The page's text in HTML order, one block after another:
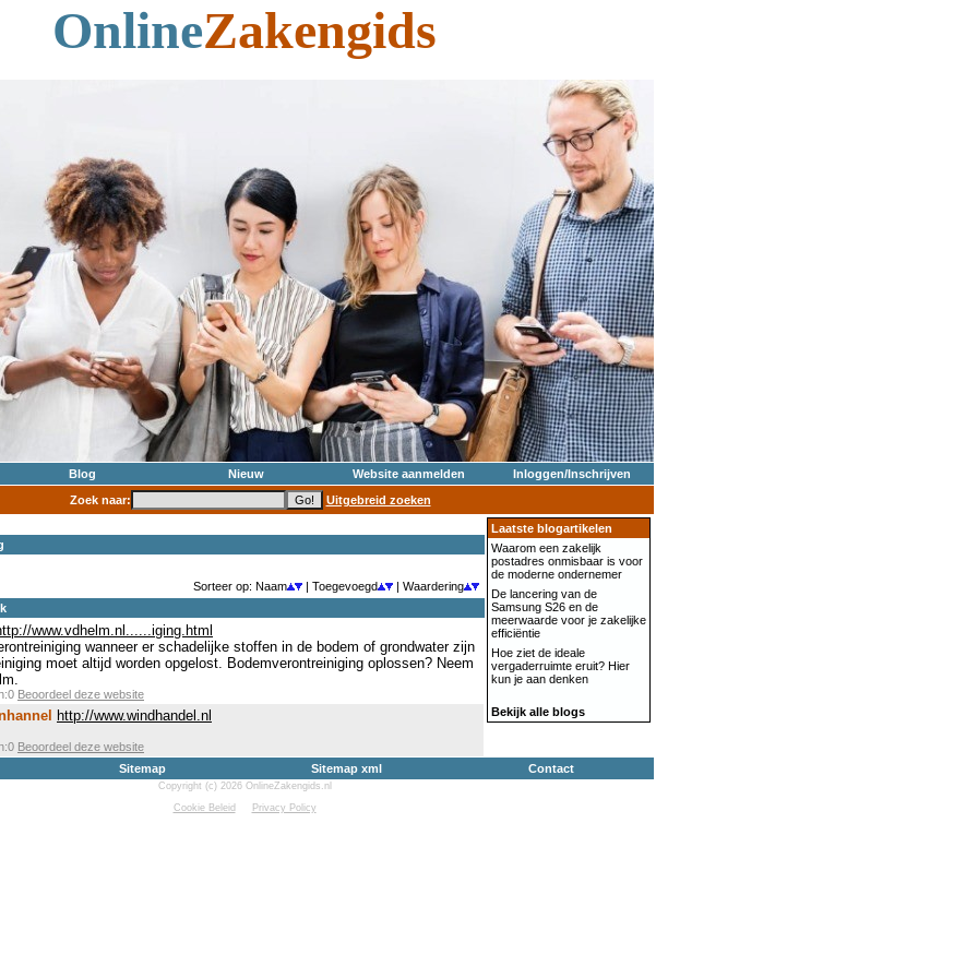
OnlineZakengids
Blog Nieuw Website aanmelden
Inloggen/Inschrijven
Zoek naar:
Uitgebreid zoeken
Sorteer op: Naam | Toegevoegd
| Waardering
www.vdhelm.nl......iging.html
wanneer er schadelijke stoffen in de bodem of grondwater zijn
moet altijd worden opgelost. Bodemverontreiniging oplossen? Neem
Beoordeel deze website
http://www.windhandel.nl
Beoordeel deze website
Laatste blogartikelen
Waarom een zakelijk
postadres onmisbaar is voor
de moderne ondernemer
De lancering van de
Samsung S26 en de
meerwaarde voor je zakelijke
efficiëntie
Hoe ziet de ideale
vergaderruimte eruit? Hier
kun je aan denken
Bekijk alle blogs
Sitemap Sitemap xml Contact
Copyright (c) 2026 OnlineZakengids.nl
Cookie Beleid
Privacy Policy